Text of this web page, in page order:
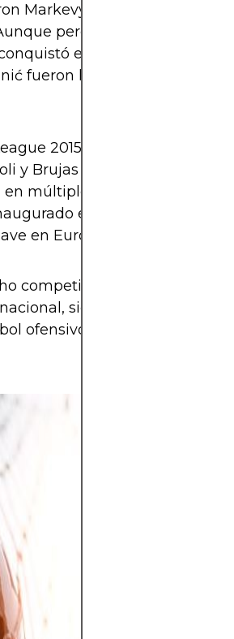
Markevych, llegó a la final
perdió 3-2, el esfuerzo,
el respeto de Europa.
fueron las grandes figuras
2015
y Brujas
múltiples temporadas
en 2008
en Europa
competitivo del Dnipro y el
siendo elogiado
ofensivo y disciplina táctica.